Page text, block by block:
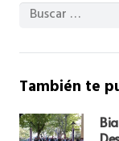
Buscar:
También te